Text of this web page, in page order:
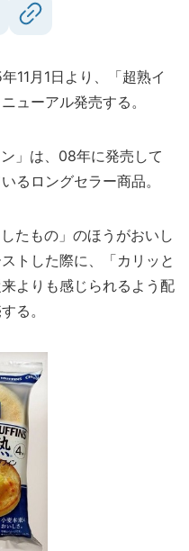
11月1日より、「超熟イ
ューアル発売する。
」は、08年に発売して
るロングセラー商品。
たもの」のほうがおいし
トした際に、「カリッと
よりも感じられるよう配
る。